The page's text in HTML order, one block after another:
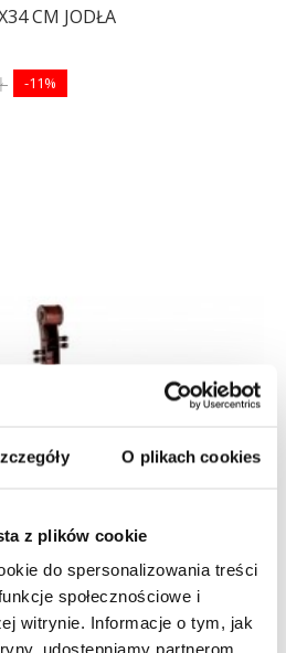
O plikach cookies
z plików cookie
do spersonalizowania treści
społecznościowe i
witrynie. Informacje o tym, jak
udostępniamy partnerom
CM JODŁA
-11%